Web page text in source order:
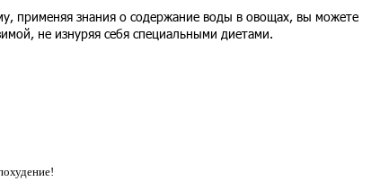
применяя знания о содержание воды в овощах, вы можете
не изнуряя себя специальными диетами.